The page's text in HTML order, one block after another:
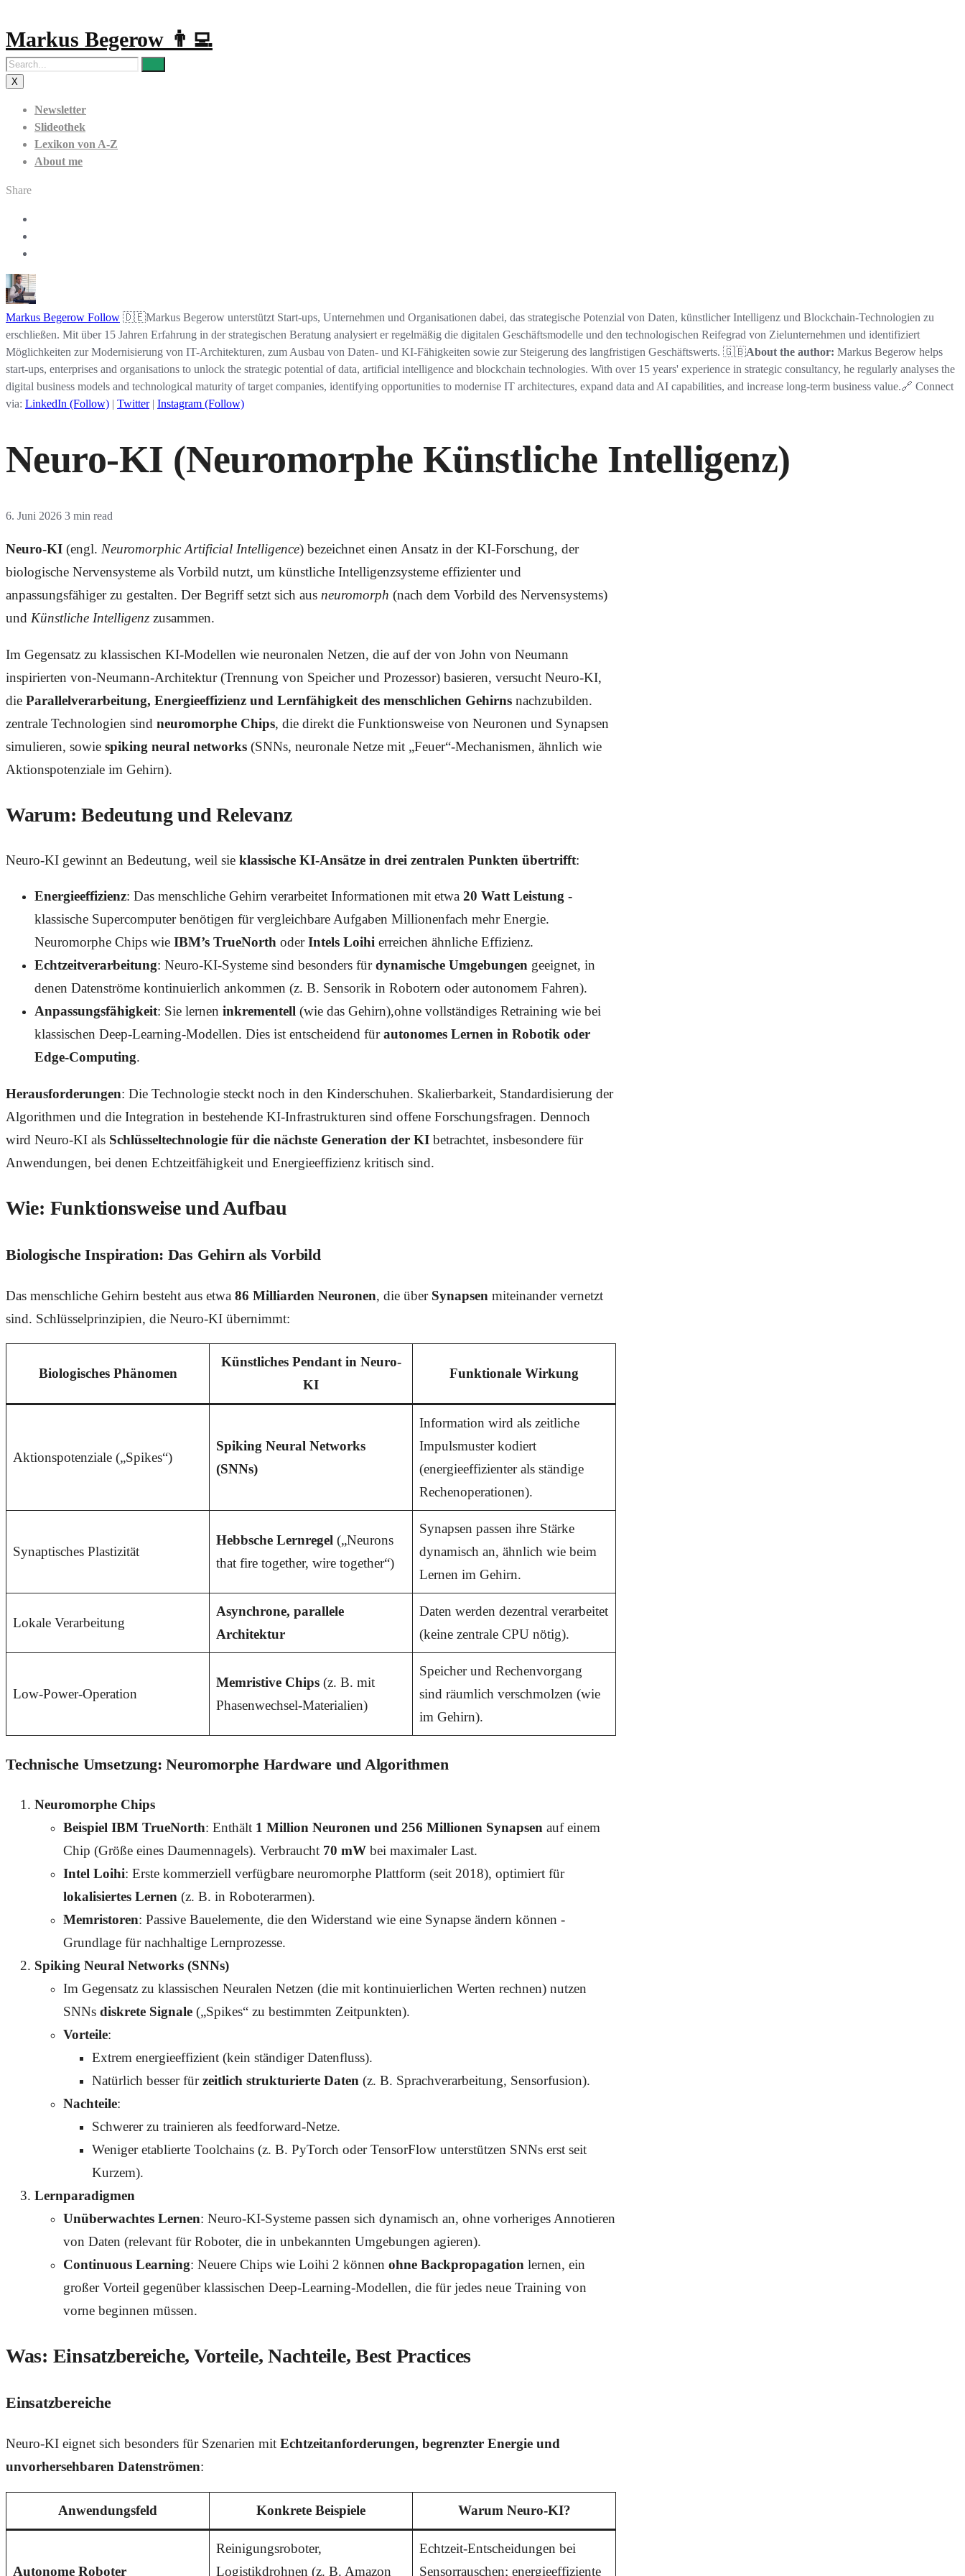
Markus Begerow 👨‍💻
X
Newsletter
Slideothek
Lexikon von A-Z
About me
Share
Markus Begerow Follow 🇩🇪Markus Begerow unterstützt Start-ups, Unternehmen und Organisationen dabei, das strategische Potenzial von Daten, künstlicher Intelligenz und Blockchain-Technologien zu
erschließen. Mit über 15 Jahren Erfahrung in der strategischen Beratung analysiert er regelmäßig die digitalen Geschäftsmodelle und den technologischen Reifegrad von Zielunternehmen und identifiziert
Möglichkeiten zur Modernisierung von IT-Architekturen, zum Ausbau von Daten- und KI-Fähigkeiten sowie zur Steigerung des langfristigen Geschäftswerts. 🇬🇧About the author: Markus Begerow helps
start-ups, enterprises and organisations to unlock the strategic potential of data, artificial intelligence and blockchain technologies. With over 15 years' experience in strategic consultancy, he regularly analyses the
digital business models and technological maturity of target companies, identifying opportunities to modernise IT architectures, expand data and AI capabilities, and increase long-term business value.🔗 Connect
via: LinkedIn (Follow) | Twitter| Instagram (Follow)
Neuro-KI (Neuromorphe Künstliche Intelligenz)
6. Juni 2026 3 min read
Neuro-KI (engl. Neuromorphic Artificial Intelligence) bezeichnet einen Ansatz in der KI-Forschung, der
biologische Nervensysteme als Vorbild nutzt, um künstliche Intelligenzsysteme effizienter und
anpassungsfähiger zu gestalten. Der Begriff setzt sich aus neuromorph (nach dem Vorbild des Nervensystems)
und Künstliche Intelligenz zusammen.
Im Gegensatz zu klassischen KI-Modellen wie neuronalen Netzen, die auf der von John von Neumann
inspirierten von-Neumann-Architektur (Trennung von Speicher und Prozessor) basieren, versucht Neuro-KI,
die Parallelverarbeitung, Energieeffizienz und Lernfähigkeit des menschlichen Gehirns nachzubilden.
zentrale Technologien sind neuromorphe Chips, die direkt die Funktionsweise von Neuronen und Synapsen
simulieren, sowie spiking neural networks (SNNs, neuronale Netze mit „Feuer“-Mechanismen, ähnlich wie
Aktionspotenziale im Gehirn).
Warum: Bedeutung und Relevanz
Neuro-KI gewinnt an Bedeutung, weil sie klassische KI-Ansätze in drei zentralen Punkten übertrifft:
Energieeffizienz: Das menschliche Gehirn verarbeitet Informationen mit etwa 20 Watt Leistung -
klassische Supercomputer benötigen für vergleichbare Aufgaben Millionenfach mehr Energie.
Neuromorphe Chips wie IBM’s TrueNorth oder Intels Loihi erreichen ähnliche Effizienz.
Echtzeitverarbeitung: Neuro-KI-Systeme sind besonders für dynamische Umgebungen geeignet, in
denen Datenströme kontinuierlich ankommen (z. B. Sensorik in Robotern oder autonomem Fahren).
Anpassungsfähigkeit: Sie lernen inkrementell (wie das Gehirn),ohne vollständiges Retraining wie bei
klassischen Deep-Learning-Modellen. Dies ist entscheidend für autonomes Lernen in Robotik oder
Edge-Computing.
Herausforderungen: Die Technologie steckt noch in den Kinderschuhen. Skalierbarkeit, Standardisierung der
Algorithmen und die Integration in bestehende KI-Infrastrukturen sind offene Forschungsfragen. Dennoch
wird Neuro-KI als Schlüsseltechnologie für die nächste Generation der KI betrachtet, insbesondere für
Anwendungen, bei denen Echtzeitfähigkeit und Energieeffizienz kritisch sind.
Wie: Funktionsweise und Aufbau
Biologische Inspiration: Das Gehirn als Vorbild
Das menschliche Gehirn besteht aus etwa 86 Milliarden Neuronen, die über Synapsen miteinander vernetzt
sind. Schlüsselprinzipien, die Neuro-KI übernimmt:
Biologisches Phänomen
Künstliches Pendant in Neuro-
KI
Funktionale Wirkung
Aktionspotenziale („Spikes“)
Spiking Neural Networks
(SNNs)
Information wird als zeitliche
Impulsmuster kodiert
(energieeffizienter als ständige
Rechenoperationen).
Synaptisches Plastizität
Hebbsche Lernregel („Neurons
that fire together, wire together“)
Synapsen passen ihre Stärke
dynamisch an, ähnlich wie beim
Lernen im Gehirn.
Lokale Verarbeitung
Asynchrone, parallele
Architektur
Daten werden dezentral verarbeitet
(keine zentrale CPU nötig).
Low-Power-Operation
Memristive Chips (z. B. mit
Phasenwechsel-Materialien)
Speicher und Rechenvorgang
sind räumlich verschmolzen (wie
im Gehirn).
Technische Umsetzung: Neuromorphe Hardware und Algorithmen
Neuromorphe Chips
Beispiel IBM TrueNorth: Enthält 1 Million Neuronen und 256 Millionen Synapsen auf einem
Chip (Größe eines Daumennagels). Verbraucht 70 mW bei maximaler Last.
Intel Loihi: Erste kommerziell verfügbare neuromorphe Plattform (seit 2018), optimiert für
lokalisiertes Lernen (z. B. in Roboterarmen).
Memristoren: Passive Bauelemente, die den Widerstand wie eine Synapse ändern können -
Grundlage für nachhaltige Lernprozesse.
Spiking Neural Networks (SNNs)
Im Gegensatz zu klassischen Neuralen Netzen (die mit kontinuierlichen Werten rechnen) nutzen
SNNs diskrete Signale („Spikes“ zu bestimmten Zeitpunkten).
Vorteile:
Extrem energieeffizient (kein ständiger Datenfluss).
Natürlich besser für zeitlich strukturierte Daten (z. B. Sprachverarbeitung, Sensorfusion).
Nachteile:
Schwerer zu trainieren als feedforward-Netze.
Weniger etablierte Toolchains (z. B. PyTorch oder TensorFlow unterstützen SNNs erst seit
Kurzem).
Lernparadigmen
Unüberwachtes Lernen: Neuro-KI-Systeme passen sich dynamisch an, ohne vorheriges Annotieren
von Daten (relevant für Roboter, die in unbekannten Umgebungen agieren).
Continuous Learning: Neuere Chips wie Loihi 2 können ohne Backpropagation lernen, ein
großer Vorteil gegenüber klassischen Deep-Learning-Modellen, die für jedes neue Training von
vorne beginnen müssen.
Was: Einsatzbereiche, Vorteile, Nachteile, Best Practices
Einsatzbereiche
Neuro-KI eignet sich besonders für Szenarien mit Echtzeitanforderungen, begrenzter Energie und
unvorhersehbaren Datenströmen:
Anwendungsfeld Konkrete Beispiele Warum Neuro-KI?
Autonome Roboter
Reinigungsroboter,
Logistikdrohnen (z. B. Amazon
Echtzeit-Entscheidungen bei
Sensorrauschen; energieeffiziente